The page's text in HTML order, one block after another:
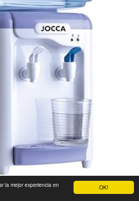
OK!
la mejor experiencia en